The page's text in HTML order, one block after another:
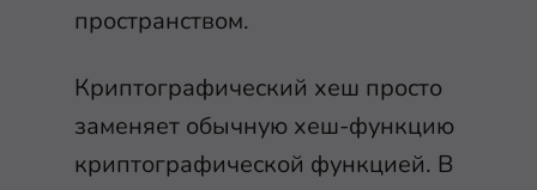
пространством.
Криптографический хеш просто
заменяет обычную хеш-функцию
криптографической функцией. В